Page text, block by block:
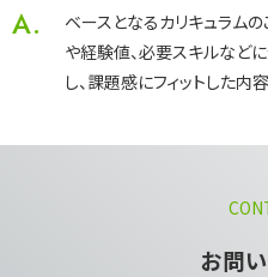
A.
ベースとなるカリキュラム
や経験値、必要スキルなど
し、課題感にフィットした内
お問